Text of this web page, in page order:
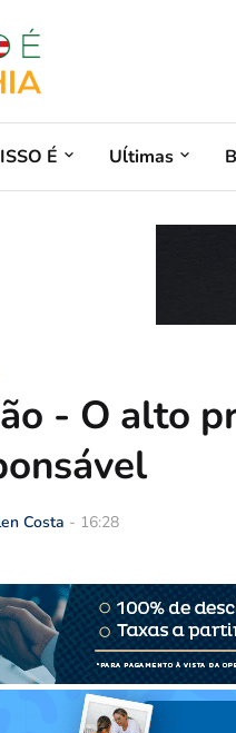
ISSO É Uĺtimas
- O alto
Costa - 16:28